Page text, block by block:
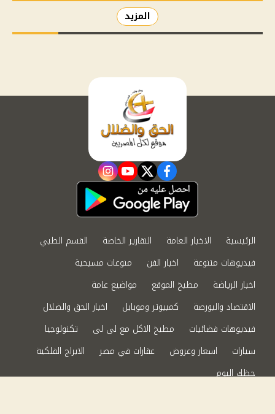
المزيد
facebook
twitter
youtube
instagram
الرئيسية الاخبار العامة التقارير الخاصة
القسم الطبي
فيديوهات متنوعة
اخبار الفن
منوعات مسيحية
اخبار الرياضة
مطبخ الموقع
مواضيع عامة
الاقتصاد والبورصة
كمبيوتر وموبايل
اخبار الحق والضلال
فيديوهات فضائيات
مطبخ الاكل مع لى لى
تكنولوجيا
سيارات
اسعار وعروض عقارات في مصر
الابراج الفلكية
حظك اليوم